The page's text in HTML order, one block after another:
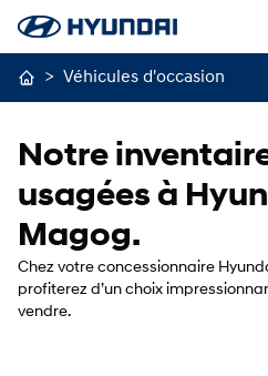
> Véhicules d'occasion
Notre
usagées à
Magog.
Chez votre concessionnaire
profiterez d’un choix
vendre.